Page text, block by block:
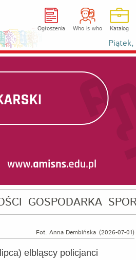
Ogłoszenia Who is who Katalog
GOSPODARKA
(2026-07-01)
Fot. Anna Dembińska
elbląscy policjanci